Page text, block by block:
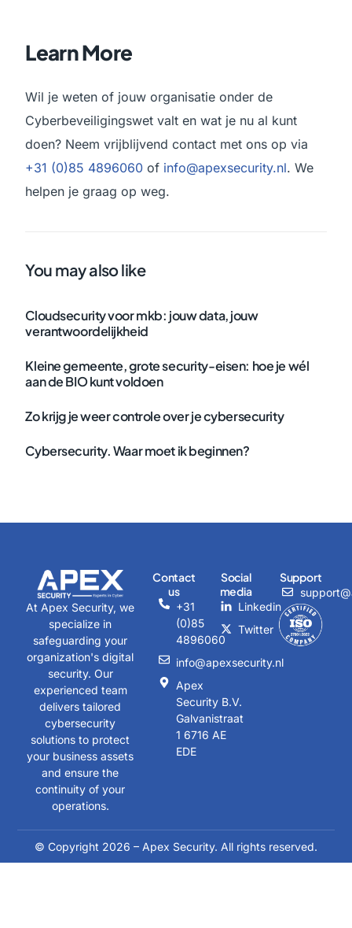
Learn More
Wil je weten of jouw organisatie onder de
Cyberbeveiligingswet valt en wat je nu al kunt
doen? Neem vrijblijvend contact met ons op via
+31 (0)85 4896060 of info@apexsecurity.nl. We
helpen je graag op weg.
You may also like
Cloudsecurity voor mkb: jouw data, jouw
verantwoordelijkheid
Kleine gemeente, grote security-eisen: hoe je wél
aan de BIO kunt voldoen
Zo krijg je weer controle over je cybersecurity
Cybersecurity. Waar moet ik beginnen?
At Apex Security, we
specialize in
safeguarding your
organization's digital
security. Our
experienced team
delivers tailored
cybersecurity
solutions to protect
your business assets
and ensure the
continuity of your
operations.
Contact
us
+31
(0)85
4896060
info@apexsecurity.nl
Apex
Security B.V.
Galvanistraat
1 6716 AE
EDE
Social
media
Linkedin
Twitter
Support
© Copyright 2026 – Apex Security. All rights reserved.